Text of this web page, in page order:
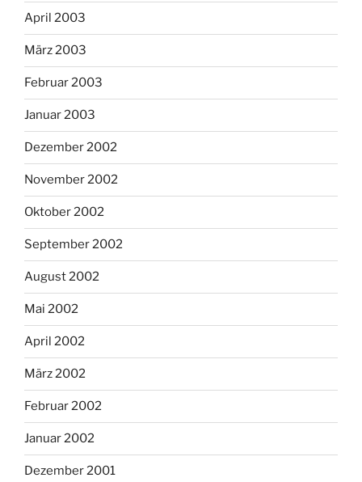
April 2003
März 2003
Februar 2003
Januar 2003
Dezember 2002
November 2002
Oktober 2002
September 2002
August 2002
Mai 2002
April 2002
März 2002
Februar 2002
Januar 2002
Dezember 2001